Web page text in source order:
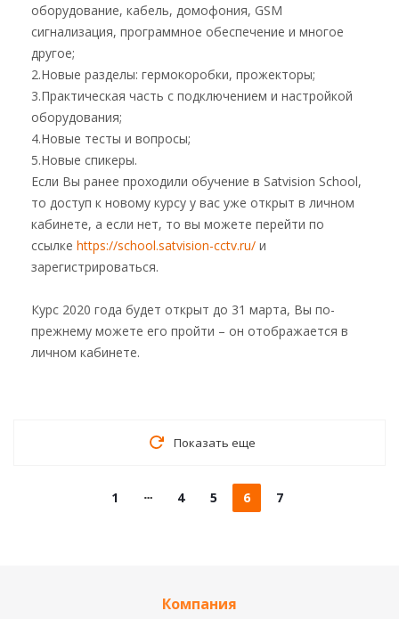
оборудование, кабель, домофония, GSM
сигнализация, программное обеспечение и многое
другое;
2.Новые разделы: гермокоробки, прожекторы;
3.Практическая часть с подключением и настройкой
оборудования;
4.Новые тесты и вопросы;
5.Новые спикеры.
Если Вы ранее проходили обучение в Satvision School,
то доступ к новому курсу у вас уже открыт в личном
кабинете, а если нет, то вы можете перейти по
ссылке https://school.satvision-cctv.ru/ и
зарегистрироваться.
Курс 2020 года будет открыт до 31 марта, Вы по-
прежнему можете его пройти – он отображается в
личном кабинете.
Показать еще
1 4 5 6 7
Компания